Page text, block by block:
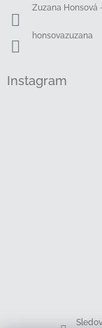
Zuzana Honsová
honsovazuzana
Instagram